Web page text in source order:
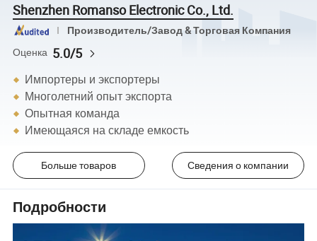
Shenzhen Romanso Electronic Co., Ltd.
Производитель/Завод & Торговая Компания
Оценка 5.0/5
Импортеры и экспортеры
Многолетний опыт экспорта
Опытная команда
Имеющаяся на складе емкость
Больше товаров Сведения о компании
Подробности